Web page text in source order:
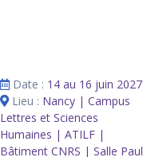
Date : 14 au 16 juin 2027
Lieu : Nancy | Campus
Lettres et Sciences
Humaines | ATILF |
Bâtiment CNRS | Salle Paul